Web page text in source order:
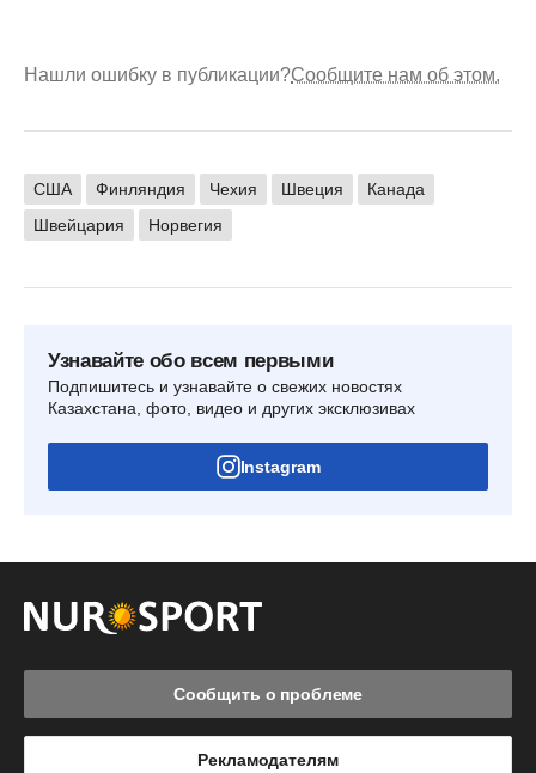
Нашли ошибку в публикации?Сообщите нам об этом.
США Финляндия Чехия Швеция
Канада
Швейцария
Норвегия
Узнавайте обо всем первыми
Подпишитесь и узнавайте о свежих новостях
Казахстана, фото, видео и других эксклюзивах
Instagram
Сообщить о проблеме
Рекламодателям